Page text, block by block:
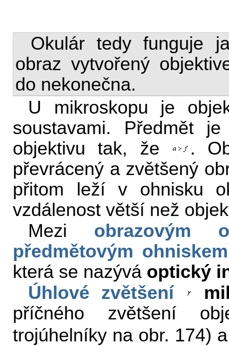
Okulár tedy funguje
obraz vytvořený
do nekonečna.
U mikroskopu je
soustavami. Předmět
objektivu tak, že
.
převrácený a zvětšený
přitom leží v ohnisku
vzdálenost větší než
Mezi obrazovým
předmětovým ohniskem
která se nazývá optický
Úhlové zvětšení
příčného zvětšení
trojúhelníky na obr. 174)